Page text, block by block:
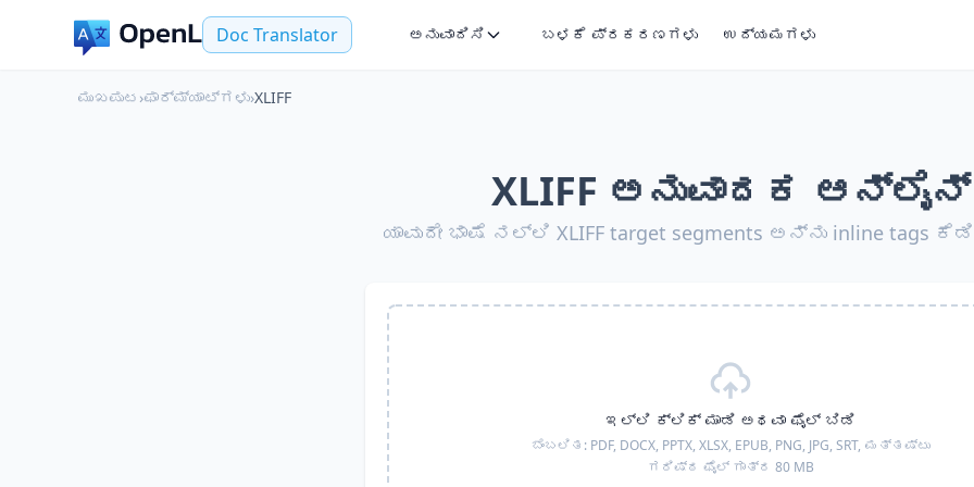
Doc Translator ಅನುವಾದಿಸಿ ಬಳಕೆ ಪ್ರಕರಣಗಳು ಉದ್ಯಮಗಳು
ಮುಖಪುಟ ›ಫಾರ್ಮ್ಯಾಟ್‌ಗಳು›XLIFF
XLIFF ಅನುವಾದಕ ಆನ್‌ಲೈನ್
ಯಾವುದೇ ಭಾಷೆ ನಲ್ಲಿ XLIFF target segments ಅನ್ನು inline tags
ಇಲ್ಲಿ ಕ್ಲಿಕ್ ಮಾಡಿ ಅಥವಾ ಫೈಲ್ ಬಿಡಿ
ಬೆಂಬಲಿತ: PDF, DOCX, PPTX, XLSX, EPUB, PNG, JPG, SRT, ಮತ್ತಷ್ಟು
ಗರಿಷ್ಠ ಫೈಲ್ ಗಾತ್ರ 80 MB